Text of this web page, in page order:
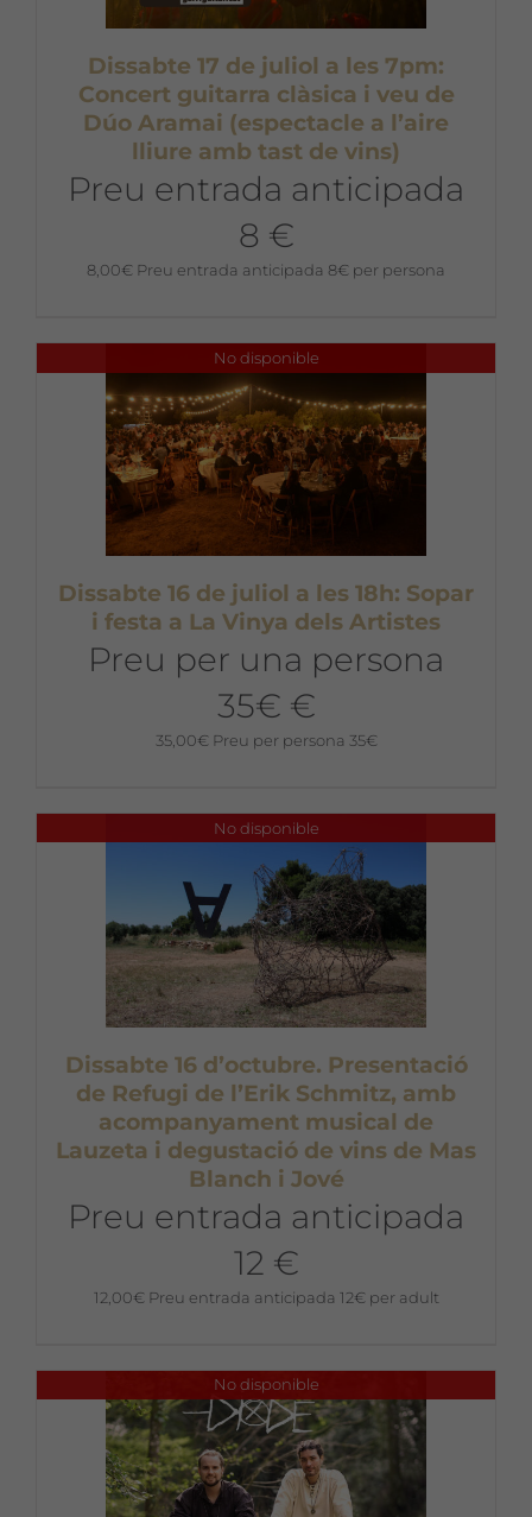
Dissabte 17 de juliol a les 7pm:
Concert guitarra clàsica i veu de
Dúo Aramai (espectacle a l’aire
lliure amb tast de vins)
Preu entrada anticipada
8 €
8,00€ Preu entrada anticipada 8€ per persona
No disponible
Dissabte 16 de juliol a les 18h: Sopar
i festa a La Vinya dels Artistes
Preu per una persona
35€ €
35,00€ Preu per persona 35€
No disponible
Dissabte 16 d’octubre. Presentació
de Refugi de l’Erik Schmitz, amb
acompanyament musical de
Lauzeta i degustació de vins de Mas
Blanch i Jové
Preu entrada anticipada
12 €
12,00€ Preu entrada anticipada 12€ per adult
No disponible